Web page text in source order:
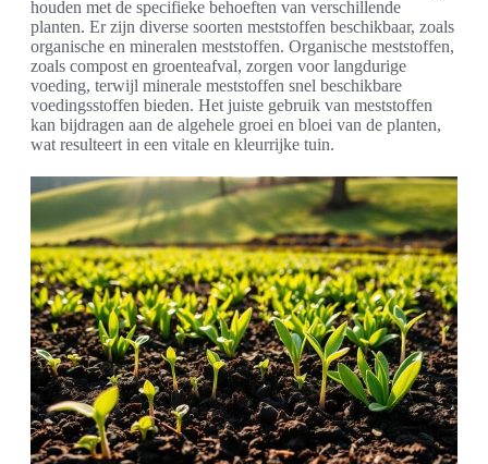
houden met de specifieke behoeften van verschillende
planten. Er zijn diverse soorten meststoffen beschikbaar, zoals
organische en mineralen meststoffen. Organische meststoffen,
zoals compost en groenteafval, zorgen voor langdurige
voeding, terwijl minerale meststoffen snel beschikbare
voedingsstoffen bieden. Het juiste gebruik van meststoffen
kan bijdragen aan de algehele groei en bloei van de planten,
wat resulteert in een vitale en kleurrijke tuin.